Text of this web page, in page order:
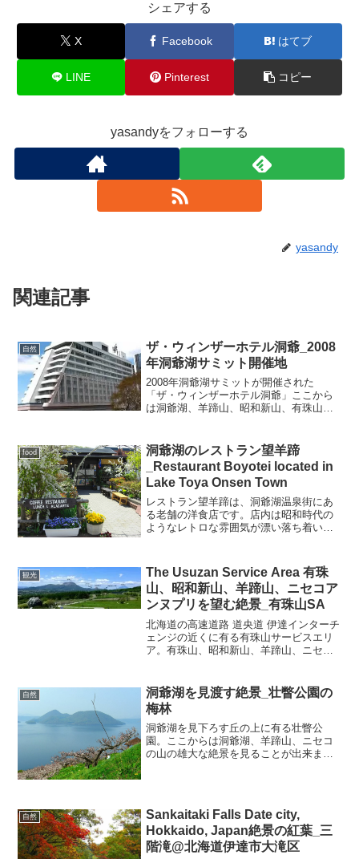
シェアする
X Facebook はてブ
LINE Pinterest コピー
yasandyをフォローする
yasandy
関連記事
自然
ザ・ウィンザーホテル洞爺_2008
年洞爺湖サミット開催地
2008年洞爺湖サミットが開催された
「ザ・ウィンザーホテル洞爺」ここから
は洞爺湖、羊蹄山、昭和新山、有珠山、
登る事ができました。今もできるのか
な？場所はこちら
food
洞爺湖のレストラン望羊蹄
_Restaurant Boyotei located in
Lake Toya Onsen Town
レストラン望羊蹄は、洞爺湖温泉街にあ
る老舗の洋食店です。店内は昭和時代の
ようなレトロな雰囲気が漂い落ち着いた
観光客が訪れます。ハンバーグステーキ
やスパゲティー等をはじめ...
観光
The Usuzan Service Area 有珠
山、昭和新山、羊蹄山、ニセコア
ンヌプリを望む絶景_有珠山SA
北海道の高速道路 道央道 伊達インターチ
ェンジの近くに有る有珠山サービスエリ
ア。有珠山、昭和新山、羊蹄山、ニセコ
遠くに駒ヶ岳が望めます。施設の中には
北海道のお土産物が揃...
自然
洞爺湖を見渡す絶景_壮瞥公園の
梅林
洞爺湖を見下ろす丘の上に有る壮瞥公
園。ここからは洞爺湖、羊蹄山、ニセコ
の山の雄大な絶景を見ることが出来ま
自然
Sankaitaki Falls Date city,
Hokkaido, Japan絶景の紅葉_三
階滝@北海道伊達市大滝区